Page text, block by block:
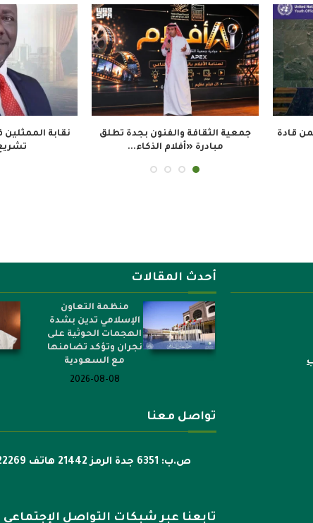
الذكاء الاصطناعي يعزز صناعة
الأفلام في نيجيريا...
رغم الحرب وفقدان والدها..
الفلسطينية صبا رباح الأولى...
أحدث المقالات
منظمة التعاون
الإسلامي تدين بشدة
الهجمات الحوثية على
نجران وتؤكد تضامنها
مع السعودية
2026-08-08
تواصل معنا
تابعنا عبر شبكات التواصل الإجتماعي